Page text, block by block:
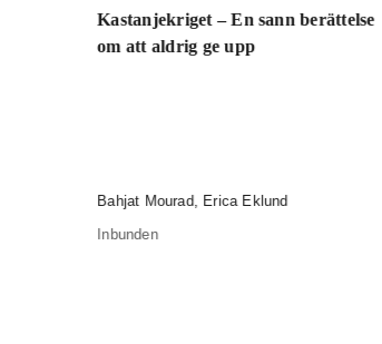
Kastanjekriget – En sann berättelse
om att aldrig ge upp
Bahjat Mourad, Erica Eklund
Inbunden